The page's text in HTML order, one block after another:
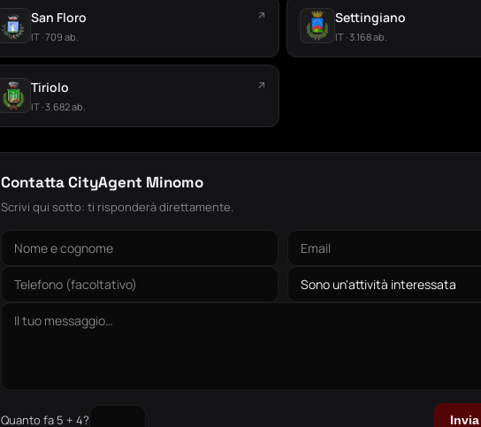
San Floro
IT · 709 ab.
↗ Settingiano
IT · 3.168 ab.
Tiriolo
IT · 3.682 ab.
↗
Contatta CityAgent Minomo
Scrivi qui sotto: ti risponderà direttamente.
Quanto fa 5 + 4?